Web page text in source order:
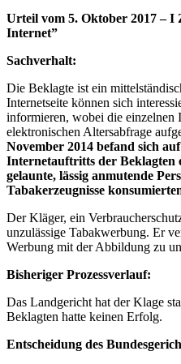
Urteil vom 5. Oktober 2017 – I
Internet”
Sachverhalt:
Die Beklagte ist ein
Internetseite können sich
informieren, wobei die einzelnen
elektronischen Altersabfrage
November 2014 befand sich
Internetauftritts der Beklagten
gelaunte, lässig anmutende
Tabakerzeugnisse
Der Kläger, ein
unzulässige Tabakwerbung. Er
Werbung mit der Abbildung zu
Bisheriger Prozessverlauf:
Das Landgericht hat der Klage
Beklagten hatte keinen Erfolg.
Entscheidung des